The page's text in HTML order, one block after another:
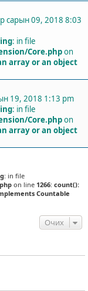
сарын 09, 2018 8:03
: in file
Core.phpon
array or an object
19, 2018 1:13 pm
: in file
Core.phpon
array or an object
: in file
on line 1266: count():
Countable
Очих